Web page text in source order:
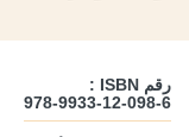
رقم ISBN :
978-9933-12-098-6